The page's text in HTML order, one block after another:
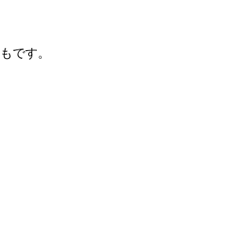
です。